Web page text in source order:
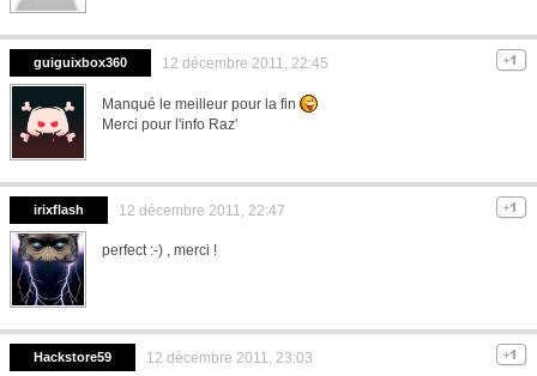
guiguixbox360 12 décembre 2011, 22:45
Manqué le meilleur pour la fin
Merci pour l'info Raz'
irixflash 12 décembre 2011, 22:47
perfect :-) , merci !
Hackstore59 12 décembre 2011, 23:03